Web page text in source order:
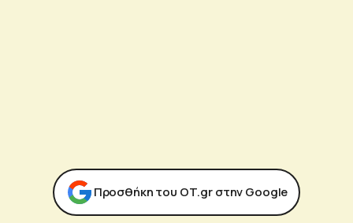
Προσθήκη του ΟΤ.gr στην Google